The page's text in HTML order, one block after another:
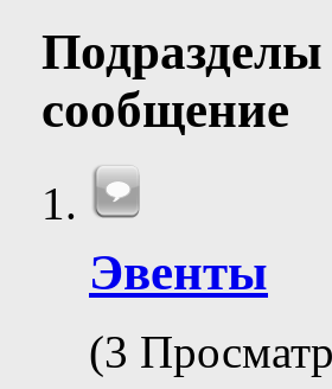
Подразделы
сообщение
Эвенты
(3